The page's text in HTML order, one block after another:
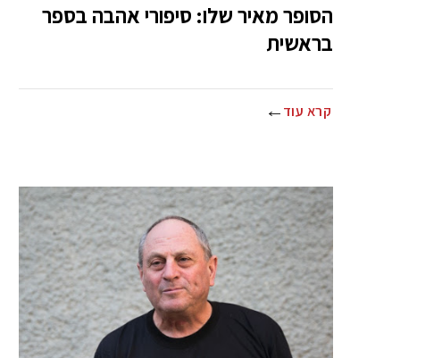
הסופר מאיר שלו: סיפורי אהבה בספר
בראשית
קרא עוד